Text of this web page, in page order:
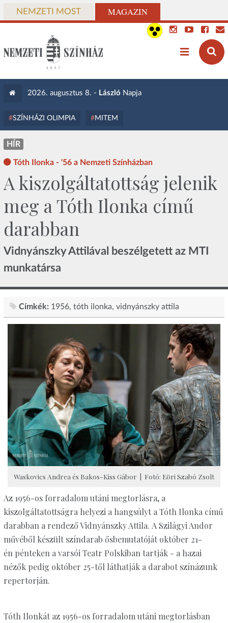
NEMZETI MOST MAGAZIN
2026. augusztus 8. - László Napja
SZÍNHÁZI OLIMPIA MITEM
HÍR
Tóth Ilonka - '56 a Nemzeti Színházban
A kiszolgáltatottság jelenik
meg a Tóth Ilonka című
darabban
Vidnyánszky Attilával beszélgetett az MTI
munkatársa
Címkék: 1956 tóth ilonka vidnyánszky attila
Waskovics Andrea és Bakos-Kiss Gábor | Fotó: Eöri Szabó Zsolt
Az 1956-os forradalom utáni megtorlásra, a
kiszolgáltatottságra helyezi a hangsúlyt a Tóth Ilonka című
darabban a rendező Vidnyánszky Attila. A Szilágyi Andor
művéből készült színdarab ősbemutatóját október 21-
én pénteken a varsói Teatr Polskiban tartják - a hazai
nézők pedig október 25-től láthatják a darabot színázunk
repertorján.
Tóth Ilonkát az 1956-os forradalom utáni megtorlásban